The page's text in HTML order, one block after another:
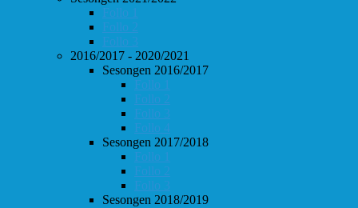
Follo 1
Follo 2
Follo 3
2016/2017 - 2020/2021
Sesongen 2016/2017
Follo 1
Follo 2
Follo 3
Follo 4
Sesongen 2017/2018
Follo 1
Follo 2
Follo 3
Sesongen 2018/2019